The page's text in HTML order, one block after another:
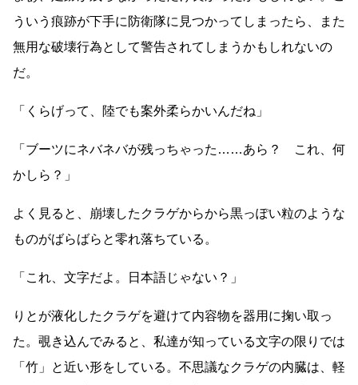
ういう痕跡が下手に防衛隊に見つかってしまったら、また
無用な破壊行為として警告されてしまうかもしれないの
だ。
「くらげって、陸でも案外柔らかいんだね」
「ブーツにネバネバが残っちゃった ……あら？ これ、何
かしら？」
よく見ると、崩壊したクラゲからから黒っぽい粒のような
ものがばらばらと零れ落ちている。
「これ、文字だよ。日本語じゃない？」
りとが液化したクラゲを避けて内容物を器用に掬い取っ
た。覗き込んでみると、私達が知っている文字の限りでは
「竹」と近い形をしている。不思議なクラゲの内臓は、軽